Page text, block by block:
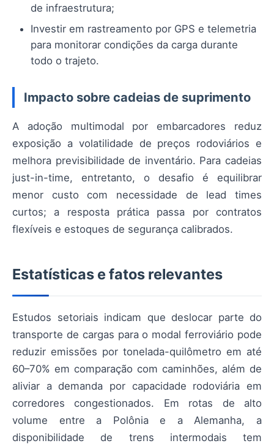
de infraestrutura;
Investir em rastreamento por GPS e telemetria
para monitorar condições da carga durante
todo o trajeto.
Impacto sobre cadeias de suprimento
A adoção multimodal por embarcadores reduz
exposição a volatilidade de preços rodoviários e
melhora previsibilidade de inventário. Para cadeias
just-in-time, entretanto, o desafio é equilibrar
menor custo com necessidade de lead times
curtos; a resposta prática passa por contratos
flexíveis e estoques de segurança calibrados.
Estatísticas e fatos relevantes
Estudos setoriais indicam que deslocar parte do
transporte de cargas para o modal ferroviário pode
reduzir emissões por tonelada-quilômetro em até
60–70% em comparação com caminhões, além de
aliviar a demanda por capacidade rodoviária em
corredores congestionados. Em rotas de alto
volume entre a Polônia e a Alemanha, a
disponibilidade de trens intermodais tem